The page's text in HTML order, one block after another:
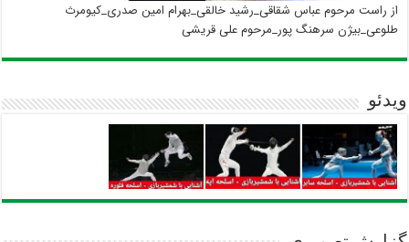
از راست مرحوم عباس شقاقی_رشید خالقی_بهرام امین صدری_کیومرث
طلوعی_بیژن سرهنگ پور_مرحوم علی قریشی
ویدئو